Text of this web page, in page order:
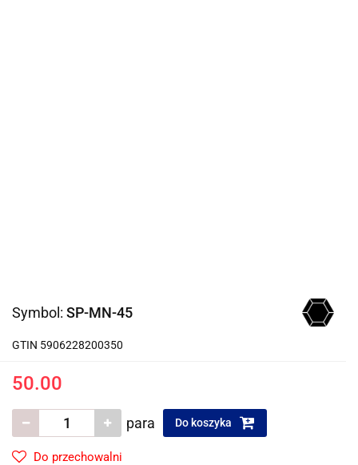
Symbol: SP-MN-45
GTIN 5906228200350
50.00
para Do koszyka
Do przechowalni